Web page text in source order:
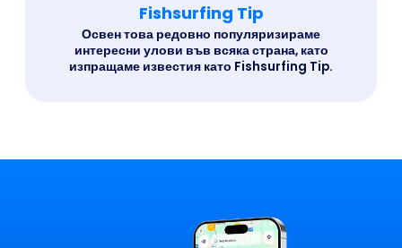
Fishsurfing Tip
Освен това редовно популяризираме
интересни улови във всяка страна, като
изпращаме известия като Fishsurfing Tip.